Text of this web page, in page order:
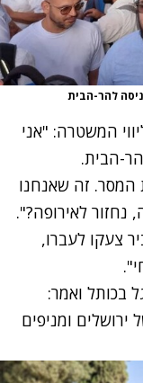
להר-הבית
המשטרה: "אני
הבית.
זה שאנחנו
נחזור לאירופה?".
צעקו לעברו,
בכותל ואמר:
ירושלים ומניפים